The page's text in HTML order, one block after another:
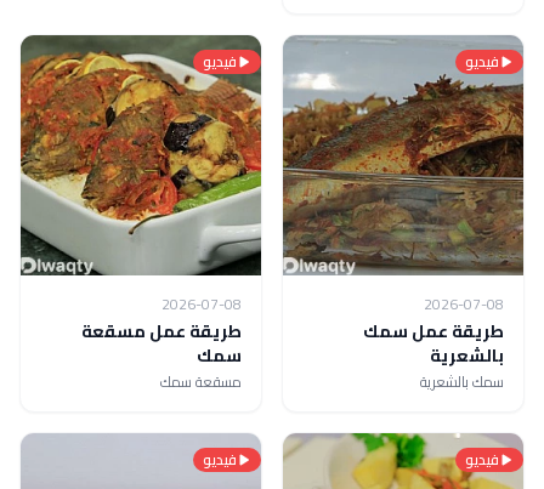
فيديو
2026-07-08
طريقة عمل سمك
بالشعرية
سمك بالشعرية
فيديو
2026-07-08
طريقة عمل مسقعة
سمك
مسقعة سمك
فيديو فيديو